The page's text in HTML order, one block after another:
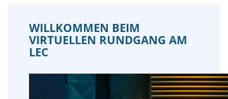
WILLKOMMEN BEIM
VIRTUELLEN RUNDGANG AM
LEC